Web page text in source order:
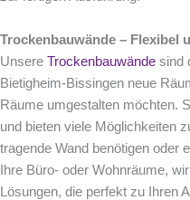
Trockenbauwände – Flexibel
Unsere Trockenbauwände sind
Bietigheim-Bissingen neue
Räume umgestalten möchten.
und bieten viele Möglichkeiten
tragende Wand benötigen oder
Ihre Büro- oder Wohnräume,
Lösungen, die perfekt zu Ihren